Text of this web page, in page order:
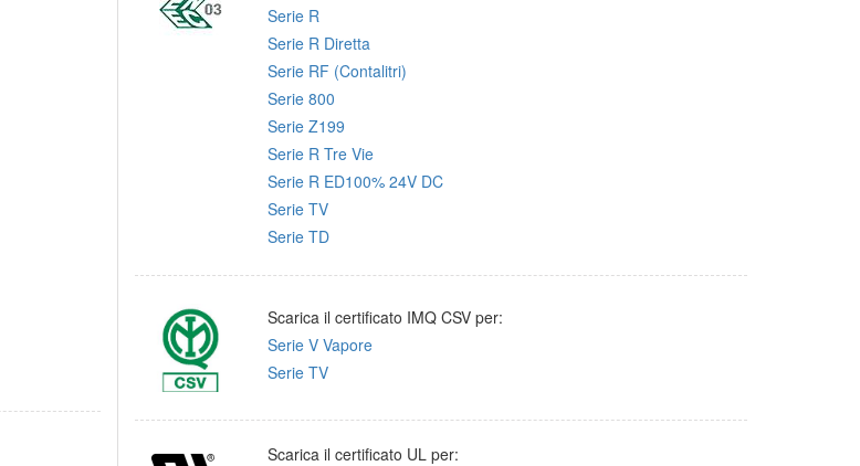
Serie R
Serie R Diretta
Serie RF (Contalitri)
Serie 800
Serie Z199
Serie R Tre Vie
Serie R ED100% 24V DC
Serie TV
Serie TD
Scarica il certificato IMQ CSV per:
Serie V Vapore
Serie TV
Scarica il certificato UL per: